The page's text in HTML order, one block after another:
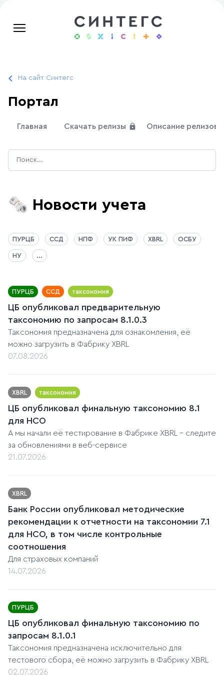
На сайт Синтегс
Портал
Главная Скачать релизы Описание релизов
🗞️ Новости учета
ПУРЦБ ССД НПФ УК ПИФ XBRL ОСБУ
НУ ...
ПУРЦБ ССД таксономия
ЦБ опубликовал предварительную
таксономию по запросам 8.1.0.3
Таксономия предназначена для ознакомления, её
можно загрузить в Фабрику XBRL
07.08.2026
XBRL таксономия
ЦБ опубликовал финальную таксономию 8.1
для НСО
А мы начали её тестирование в Фабрике XBRL - следите
за обновлениями в веб-сервисе
21.07.2026
XBRL
Банк России опубликовал методические
рекомендации к отчетности на таксономии 7.1
для НСО, в том числе контрольные
соотношения
Для страховых компаний
14.07.2026
ПУРЦБ
ЦБ опубликовал финальную таксономию по
запросам 8.1.0.1
Таксономия предназначена исключительно для
тестового сбора, её можно загрузить в Фабрику XBRL
02.07.2026